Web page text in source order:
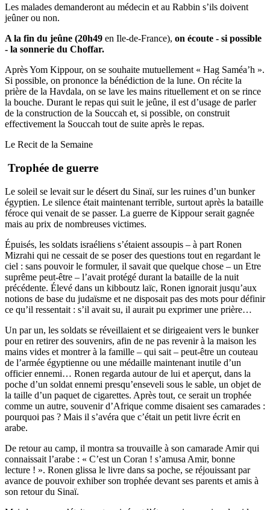
Les malades demanderont au médecin et au Rabbin s’ils doivent
jeûner ou non.
A la fin du jeûne (20h49 en Ile-de-France), on écoute - si possible
- la sonnerie du Choffar.
Après Yom Kippour, on se souhaite mutuellement « Hag Saméa’h ».
Si possible, on prononce la bénédiction de la lune. On récite la
prière de la Havdala, on se lave les mains rituellement et on se rince
la bouche. Durant le repas qui suit le jeûne, il est d’usage de parler
de la construction de la Souccah et, si possible, on construit
effectivement la Souccah tout de suite après le repas.
Le Recit de la Semaine
Trophée de guerre
Le soleil se levait sur le désert du Sinaï, sur les ruines d’un bunker
égyptien. Le silence était maintenant terrible, surtout après la bataille
féroce qui venait de se passer. La guerre de Kippour serait gagnée
mais au prix de nombreuses victimes.
Épuisés, les soldats israéliens s’étaient assoupis – à part Ronen
Mizrahi qui ne cessait de se poser des questions tout en regardant le
ciel : sans pouvoir le formuler, il savait que quelque chose – un Etre
suprême peut-être – l’avait protégé durant la bataille de la nuit
précédente. Élevé dans un kibboutz laïc, Ronen ignorait jusqu’aux
notions de base du judaïsme et ne disposait pas des mots pour définir
ce qu’il ressentait : s’il avait su, il aurait pu exprimer une prière…
Un par un, les soldats se réveillaient et se dirigeaient vers le bunker
pour en retirer des souvenirs, afin de ne pas revenir à la maison les
mains vides et montrer à la famille – qui sait – peut-être un couteau
de l’armée égyptienne ou une médaille maintenant inutile d’un
officier ennemi… Ronen regarda autour de lui et aperçut, dans la
poche d’un soldat ennemi presqu’enseveli sous le sable, un objet de
la taille d’un paquet de cigarettes. Après tout, ce serait un trophée
comme un autre, souvenir d’Afrique comme disaient ses camarades :
pourquoi pas ? Mais il s’avéra que c’était un petit livre écrit en
arabe.
De retour au camp, il montra sa trouvaille à son camarade Amir qui
connaissait l’arabe : « C’est un Coran ! s’amusa Amir, bonne
lecture ! ». Ronen glissa le livre dans sa poche, se réjouissant par
avance de pouvoir exhiber son trophée devant ses parents et amis à
son retour du Sinaï.